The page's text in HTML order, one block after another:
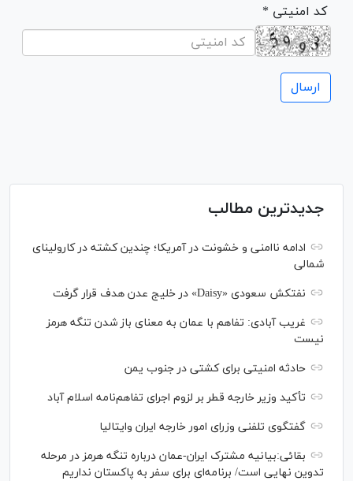
* کد امنیتی
جدیدترین مطالب
ادامه ناامنی و خشونت در آمریکا؛ چندین کشته در کارولینای
شمالی
نفتکش سعودی «Daisy» در خلیج عدن هدف قرار گرفت
غریب آبادی: تفاهم با عمان به معنای باز شدن تنگه هرمز
نیست
حادثه امنیتی برای کشتی در جنوب یمن
تأکید وزیر خارجه قطر بر لزوم اجرای تفاهم‌نامه اسلام آباد
گفتگوی تلفنی وزرای امور خارجه ایران وایتالیا
بقائی:بیانیه مشترک ایران-عمان درباره تنگه هرمز در مرحله
تدوین نهایی است/ برنامه‌ای برای سفر به پاکستان نداریم